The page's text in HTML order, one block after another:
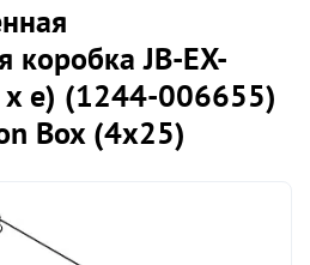
коробка JB-EX-
e) (1244-006655)
Box (4x25)